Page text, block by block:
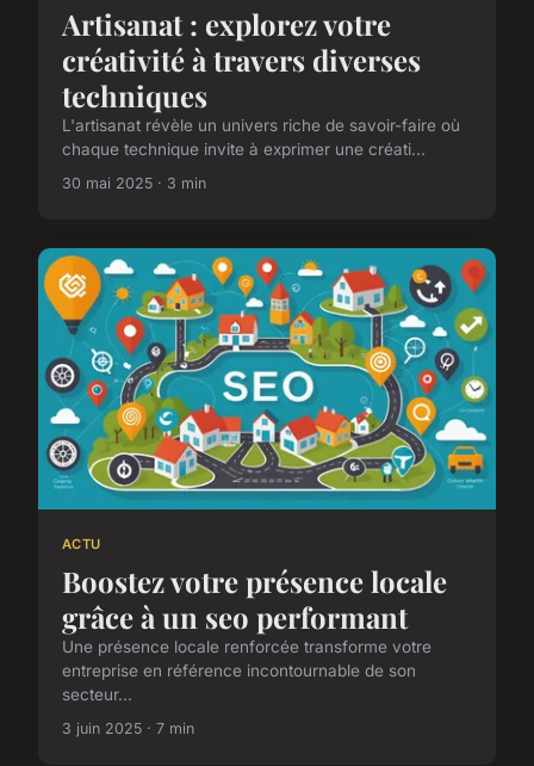
Artisanat : explorez votre
créativité à travers diverses
techniques
L'artisanat révèle un univers riche de savoir-faire où
chaque technique invite à exprimer une créati...
30 mai 2025 · 3 min
ACTU
Boostez votre présence locale
grâce à un seo performant
Une présence locale renforcée transforme votre
entreprise en référence incontournable de son
secteur...
3 juin 2025 · 7 min